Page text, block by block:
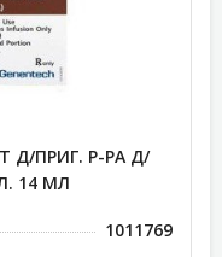
Д/ПРИГ. Р-РА Д/
14 МЛ
1011769